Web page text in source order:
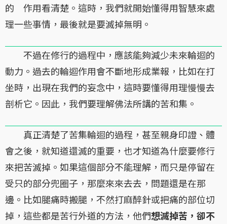
的 作用看清楚。這時，我們就開始懂得用智慧來處
理一些事情，最後就是要滅掉無明。
不過在修行的過程中，應該能夠減少未來輪迴的
動力。過去的輪迴作用會不斷地形成業報，比如在打
坐時，出現在我們的妄念中，這時要懂得用理慢慢去
剖析它。因此，我們要理解佛法所講的苦和集。
真正清楚了苦集輪迴的過程，甚至親身印證、體
會之後，就知道還滅的重要，也才知道為什麼要修行
來把苦滅掉。如果這個部分不能理解，而只是停留在
受只的部分兜圈子，那麼來來去去，問題還是在那
邊。比如腿痛時搬腿，不然打麻醉針或把痛的部位切
掉，這些都是苦行外道的方法，他們想滅掉苦，卻不